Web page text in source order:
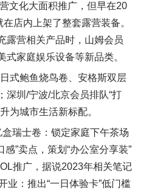
文化大面积推广，但早在20
店内上架了整套露营装备。
露营相关产品时，山姆会员
式家庭娱乐设备等新品类。
式鲍鱼烧鸟卷、安格斯双层
深圳/宁波/北京会员排队“打
为城市生活新标配。
瑞士卷：锁定家庭下午茶场
”卖点，策划“办公室分享装”
推广，据说2023年相关笔记
业：推出“一日体验卡”低门槛